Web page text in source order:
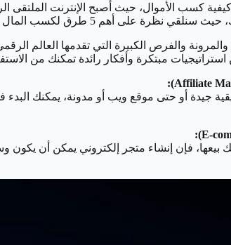
كيفية كسب الأموال، حيث أصبح الإنترنت
من على الإنترنت بطرق عديدة تساعدك في تحقيق أهدافك المالية بنجاح.
والمرونة والفرص الكبيرة التي تقدمها العالم
مبتكرة وأفكار رائدة تمكنك من
جيدة أو حتى موقع ويب أو مدونة، يمكنك
بيعها، فإن إنشاء متجر إلكتروني يمكن أن